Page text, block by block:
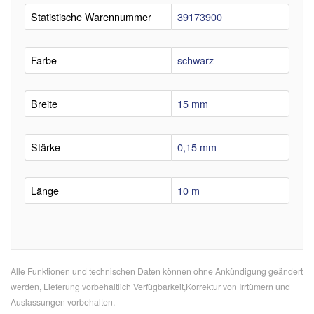
Statistische Warennummer 39173900
Farbe schwarz
Breite 15 mm
Stärke 0,15 mm
Länge 10 m
Alle Funktionen und technischen Daten können ohne Ankündigung geändert
werden, Lieferung vorbehaltlich Verfügbarkeit,Korrektur von Irrtümern und
Auslassungen vorbehalten.